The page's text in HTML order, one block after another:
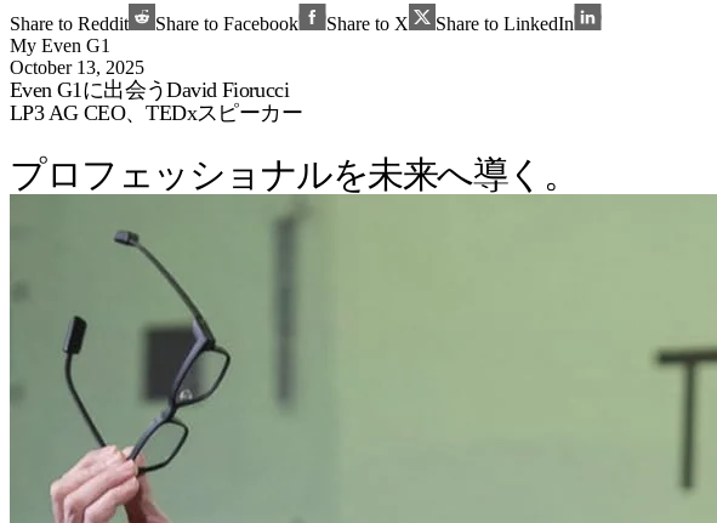
Share to Reddit Share to Facebook Share to X
Share to LinkedIn
My Even G1
October 13, 2025
Even G1に出会うDavid Fiorucci
LP3 AG CEO、TEDxスピーカー
プロフェッショナルを未来へ導く。